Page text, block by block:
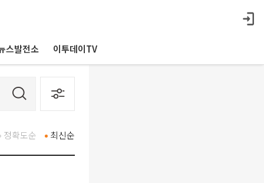
스발전소 이투데이TV
최신순
정확도순